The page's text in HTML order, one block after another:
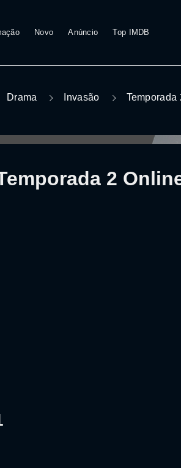
Novo Anúncio Top IMDB
Drama Invasão Temporada
2